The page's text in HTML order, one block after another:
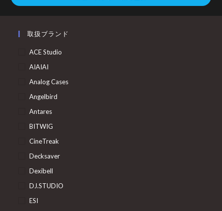
取扱ブランド
ACE Studio
AIAIAI
Analog Cases
Angelbird
Antares
BITWIG
CineTreak
Decksaver
Dexibell
DJ.STUDIO
ESI